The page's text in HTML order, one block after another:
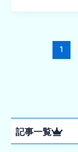
1
記事一覧